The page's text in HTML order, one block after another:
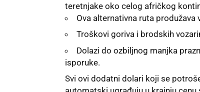
teretnjake oko celog afričkog
Ova alternativna ruta
Troškovi goriva i brodskih
Dolazi do ozbiljnog manjka
isporuke.
Svi ovi dodatni dolari koji se